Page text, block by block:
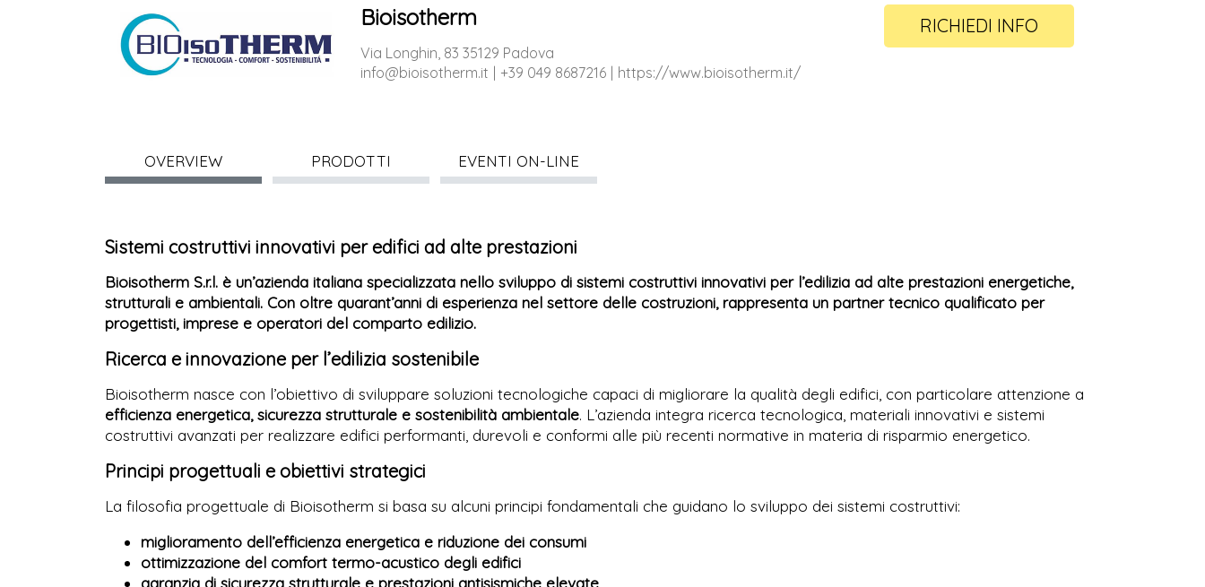
Bioisotherm
Via Longhin, 83 35129 Padova
info@bioisotherm.it
+39 049 8687216 https://www.bioisotherm.it/
RICHIEDI INFO
OVERVIEW PRODOTTI EVENTI ON-LINE
Sistemi costruttivi innovativi per edifici ad alte prestazioni
Bioisotherm S.r.l. è un’azienda italiana specializzata nello sviluppo di sistemi costruttivi innovativi per l’edilizia ad alte prestazioni energetiche,
strutturali e ambientali. Con oltre quarant’anni di esperienza nel settore delle costruzioni, rappresenta un partner tecnico qualificato per
progettisti, imprese e operatori del comparto edilizio.
Ricerca e innovazione per l’edilizia sostenibile
Bioisotherm nasce con l’obiettivo di sviluppare soluzioni tecnologiche capaci di migliorare la qualità degli edifici, con particolare attenzione a
efficienza energetica, sicurezza strutturale e sostenibilità ambientale. L’azienda integra ricerca tecnologica, materiali innovativi e sistemi
costruttivi avanzati per realizzare edifici performanti, durevoli e conformi alle più recenti normative in materia di risparmio energetico.
Principi progettuali e obiettivi strategici
La filosofia progettuale di Bioisotherm si basa su alcuni principi fondamentali che guidano lo sviluppo dei sistemi costruttivi:
miglioramento dell’efficienza energetica e riduzione dei consumi
ottimizzazione del comfort termo-acustico degli edifici
garanzia di sicurezza strutturale e prestazioni antisismiche elevate